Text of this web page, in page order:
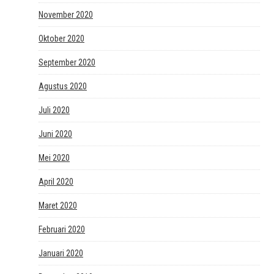
November 2020
Oktober 2020
September 2020
Agustus 2020
Juli 2020
Juni 2020
Mei 2020
April 2020
Maret 2020
Februari 2020
Januari 2020